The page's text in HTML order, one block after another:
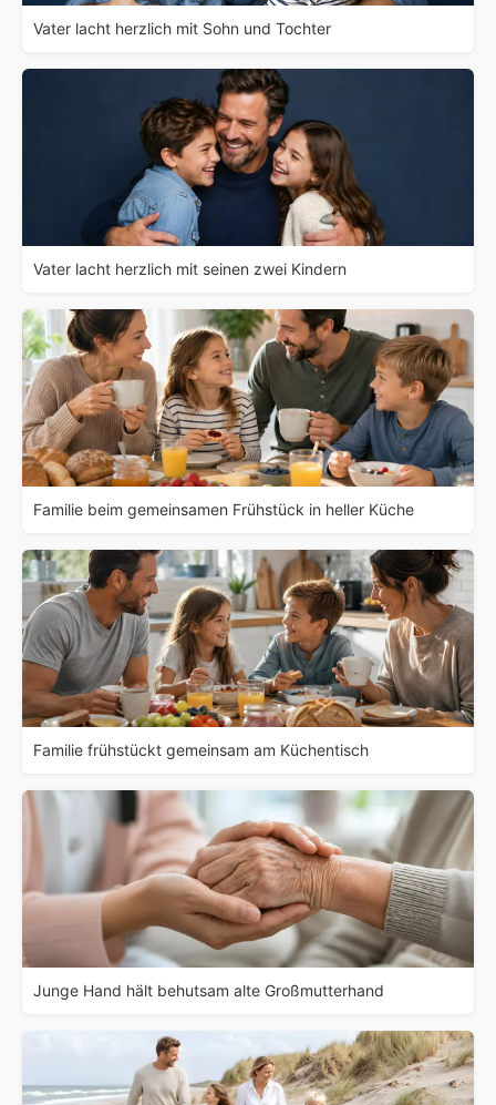
Vater lacht herzlich mit Sohn und Tochter
Vater lacht herzlich mit seinen zwei Kindern
Familie beim gemeinsamen Frühstück in heller Küche
Familie frühstückt gemeinsam am Küchentisch
Junge Hand hält behutsam alte Großmutterhand